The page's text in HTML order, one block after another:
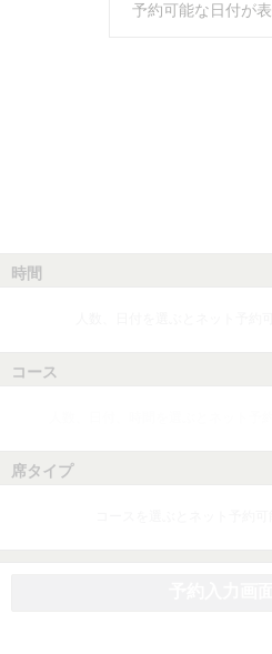
予約可能な日付が表
時間
コース
席タイプ